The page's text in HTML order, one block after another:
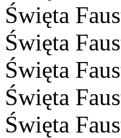
Święta
Święta
Święta
Święta
Święta